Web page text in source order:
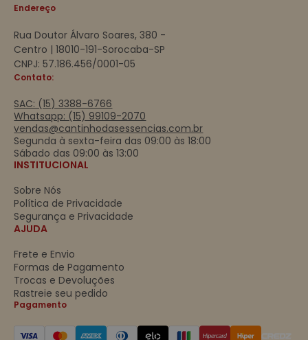
Endereço
Rua Doutor Álvaro Soares, 380 -
Centro | 18010-191-Sorocaba-SP
CNPJ: 57.186.456/0001-05
Contato:
SAC: (15) 3388-6766
Whatsapp: (15) 99109-2070
vendas@cantinhodasessencias.com.br
Segunda à sexta-feira das 09:00 às 18:00
Sábado das 09:00 às 13:00
INSTITUCIONAL
Sobre Nós
Política de Privacidade
Segurança e Privacidade
AJUDA
Frete e Envio
Formas de Pagamento
Trocas e Devoluções
Rastreie seu pedido
Pagamento